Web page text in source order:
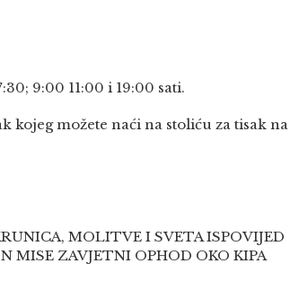
9:00 11:00 i 19:00 sati.
kojeg možete naći na stoliću za tisak na
MOLITVE I SVETA ISPOVIJED
MISE ZAVJETNI OPHOD OKO KIPA